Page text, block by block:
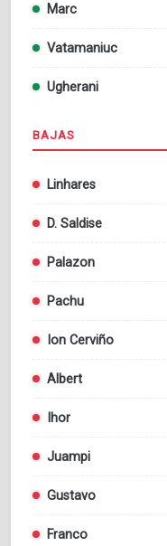
Marc
Vatamaniuc
Ugherani
BAJAS
Linhares
D. Saldise
Palazon
Pachu
Ion Cerviño
Albert
Ihor
Juampi
Gustavo
Franco